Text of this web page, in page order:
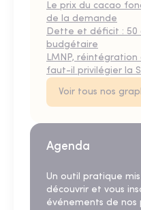
Le prix du cacao
de la demande
Dette et déficit : 50
budgétaire
LMNP,
faut-il privilégier la
Voir tous nos
Agenda
Un outil pratique
découvrir et vous
événements de nos